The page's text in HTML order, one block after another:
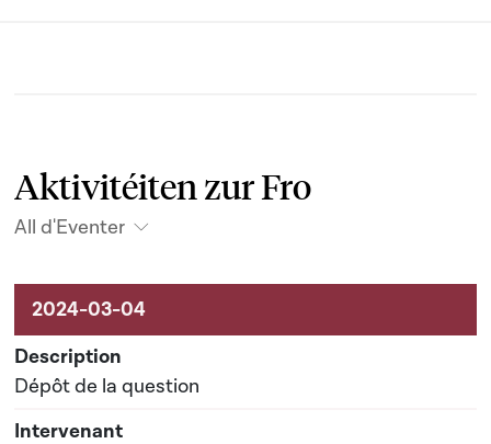
Aktivitéiten zur Fro
All d'Eventer
Aktivitéiten um Dossier
Dépôt de la question